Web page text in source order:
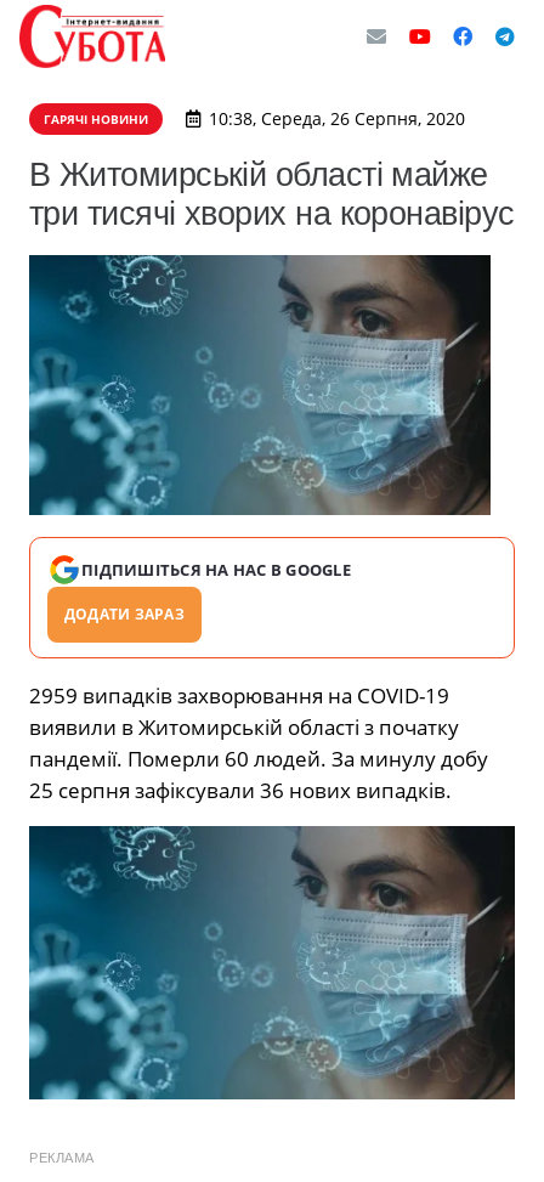
ГАРЯЧІ НОВИНИ 10:38, Середа, 26 Серпня, 2020
В Житомирській області майже
три тисячі хворих на коронавірус
ПІДПИШІТЬСЯ НА НАС В GOOGLE
ДОДАТИ ЗАРАЗ
2959 випадків захворювання на COVID-19
виявили в Житомирській області з початку
пандемії. Померли 60 людей. За минулу добу
25 серпня зафіксували 36 нових випадків.
РЕКЛАМА